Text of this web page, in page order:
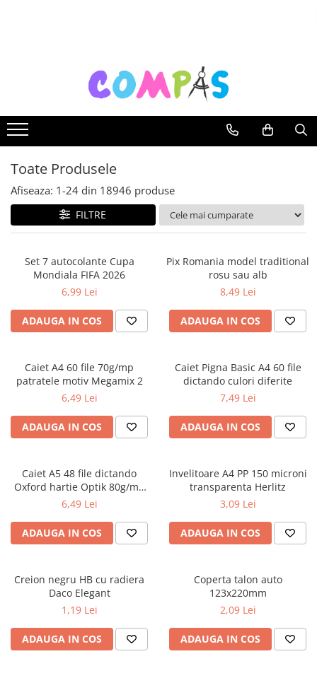
Noutăți Librăria Compas
Souvenir România
Rechizite școlare
Instrumente de scris
Stilouri școlare
Rollere și finelinere
Markere și textmarkere
Creioane grafice
Creioane colorate
Creioane cerate
Radiere
Ascutițori
Mine și rezerve
Cretă școlară și creativă
Coperți caiete si cărți
Carnete pentru elevi
Lupe și articole educative
Foarfece școlare
Globuri pământești
Cutii sandwich și caserole
Termosuri
Pahare și sticle pentru scoală
Cutii pentru depozitare
Caiete școlare și hârtie
Toate Produsele
Afiseaza: 1-24 din 18946 produse
FILTRE
Set 7 autocolante Cupa
Mondiala FIFA 2026
6,99 Lei
ADAUGA IN COS
Pix Romania model traditional
rosu sau alb
8,49 Lei
ADAUGA IN COS
Caiet A4 60 file 70g/mp
patratele motiv Megamix 2
6,49 Lei
ADAUGA IN COS
Caiet Pigna Basic A4 60 file
dictando culori diferite
7,49 Lei
ADAUGA IN COS
Caiet A5 48 file dictando
Oxford hartie Optik 80g/mp
motiv Touch Trend
6,49 Lei
ADAUGA IN COS
Invelitoare A4 PP 150 microni
transparenta Herlitz
3,09 Lei
ADAUGA IN COS
Creion negru HB cu radiera
Daco Elegant
1,19 Lei
ADAUGA IN COS
Coperta talon auto
123x220mm
2,09 Lei
ADAUGA IN COS